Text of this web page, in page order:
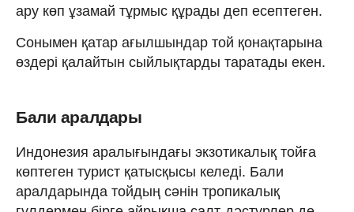
ару көп ұзамай тұрмыс құрады деп есептеген.
Сонымен қатар ағылшындар той қонақтарына
өздері қалайтын сыйлықтарды таратады екен.
Бали аралдары
Индонезия аралығындағы экзотикалық тойға
көптеген турист қатысқысы келеді. Бали
аралдарында тойдың сәнін тропикалық